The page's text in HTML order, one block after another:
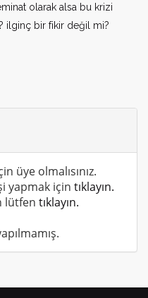
olarak alsa bu krizi
ilginç bir fikir değil mi?
üye olmalısınız.
yapmak için tıklayın.
lütfen tıklayın.